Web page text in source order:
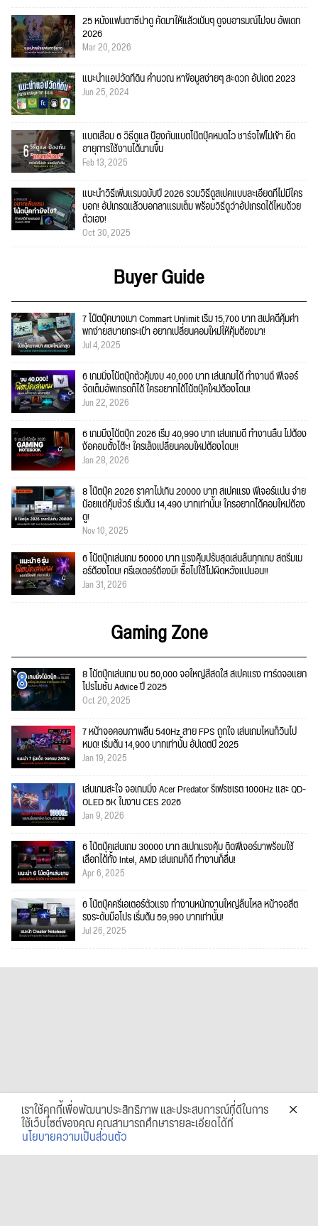
25 หนังแฟนตาซีน่าดู คัดมาให้แล้วเน้นๆ ดูจบอารมณ์ไม่จบ อัพเดท
2026
Mar 20, 2026
แนะนำแอปวัดที่ดิน คำนวณ หาข้อมูลง่ายๆ สะดวก อัปเดต 2023
Jun 25, 2024
แบตเสื่อม 6 วิธีดูแล ป้องกันแบตโน๊ตบุ๊คหมดไว ชาร์จไฟไม่เข้า ยืด
อายุการใช้งานได้นานขึ้น
Feb 13, 2025
แนะนำวิธีเพิ่มแรมฉบับปี 2026 รวมวิธีดูสเปคแบบละเอียดที่ไม่มีใคร
บอก! อัปเกรดแล้วบอกลาแรมเต็ม พร้อมวิธีดูว่าอัปเกรดได้ไหมด้วย
ตัวเอง!
Oct 30, 2025
Buyer Guide
7 โน๊ตบุ๊คบางเบา Commart Unlimit เริ่ม 15,700 บาท สเปคดีคุ้มค่า
พกง่ายสบายกระเป๋า อยากเปลี่ยนคอมใหม่ให้คุ้มต้องมา!
Jul 4, 2025
6 เกมมิ่งโน้ตบุ๊กตัวคุ้มงบ 40,000 บาท เล่นเกมได้ ทำงานดี ฟีเจอร์
จัดเต็มอัพเกรดก็ได้ ใครอยากได้โน้ตบุ๊คใหม่ต้องโดน!
Jun 22, 2026
6 เกมมิ่งโน้ตบุ๊ก 2026 เริ่ม 40,990 บาท เล่นเกมดี ทำงานลื่น ไม่ต้อง
ง้อคอมตั้งโต๊ะ! ใครเล็งเปลี่ยนคอมใหม่ต้องโดน!!
Jan 28, 2026
8 โน๊ตบุ๊ค 2026 ราคาไม่เกิน 20000 บาท สเปคแรง ฟีเจอร์แน่น จ่าย
น้อยแต่คุ้มชัวร์ เริ่มต้น 14,490 บาทเท่านั้น! ใครอยากได้คอมใหม่ต้อง
ดู!
Nov 10, 2025
6 โน้ตบุ๊กเล่นเกม 50000 บาท แรงคุ้มปรับสุดเล่นลื่นทุกเกม สตรีมเม
อร์ต้องโดน! ครีเอเตอร์ต้องมี! ซื้อไปใช้ไม่ผิดหวังแน่นอน!!
Jan 31, 2026
Gaming Zone
8 โน้ตบุ๊กเล่นเกม งบ 50,000 จอใหญ่สีสดใส สเปคแรง การ์ดจอแยก
โปรโมชั่น Advice ปี 2025
Oct 20, 2025
7 หน้าจอคอมภาพลื่น 540Hz สาย FPS ถูกใจ เล่นเกมไหนก็วินไป
หมด! เริ่มต้น 14,900 บาทเท่านั้น อัปเดตปี 2025
Jan 19, 2025
เล่นเกมสะใจ จอเกมมิ่ง Acer Predator รีเฟรชเรต 1000Hz และ QD-
OLED 5K ในงาน CES 2026
Jan 9, 2026
6 โน๊ตบุ๊คเล่นเกม 30000 บาท สเปกแรงคุ้ม ติดฟีเจอร์มาพร้อมใช้
เลือกได้ทั้ง Intel, AMD เล่นเกมก็ดี ทำงานก็ลื่น!
Apr 6, 2025
6 โน๊ตบุ๊คครีเอเตอร์ตัวแรง ทำงานหนักงานใหญ่ลื่นไหล หน้าจอสีต
รงระดับมือโปร เริ่มต้น 59,990 บาทเท่านั้น!
Jul 26, 2025
เราใช้คุกกี้เพื่อพัฒนาประสิทธิภาพ และประสบการณ์ที่ดีในการ
ใช้เว็บไซต์ของคุณ คุณสามารถศึกษารายละเอียดได้ที่
นโยบายความเป็นส่วนตัว